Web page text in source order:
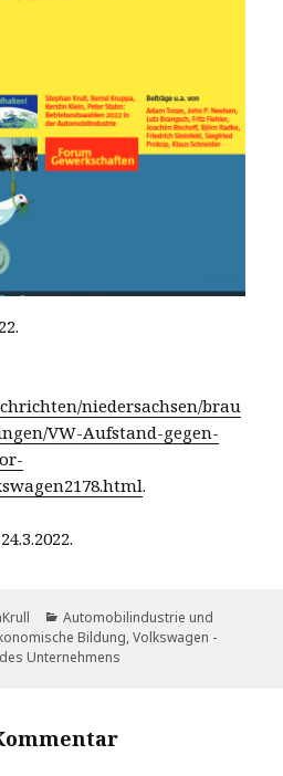
niedersachsen/brau
VW-Aufstand-gegen-
.
Kategorien
Automobilindustrie und
Bildung,Volkswagen -
Unternehmens